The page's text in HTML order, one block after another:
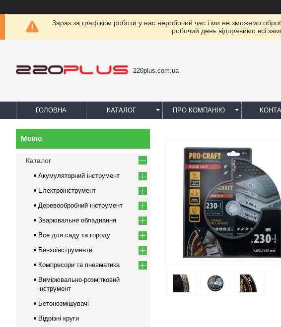
Зараз за графіком роботи у нас неробочий час і ми не зможемо
робочий день відправимо всі
220plus.com.ua
ГОЛОВНА КАТАЛОГ ПРО КОМПАНІЮ
Каталог
Акумуляторний інструмент
Електроінструмент
Деревообробний інструмент
Зварювальне обладнання
Все для саду та городу
Бензоінструменти
Компресори та пневматика
Вимірювально-розмітковий
інструмент
Бетонозмішувачі
Відрізні круги